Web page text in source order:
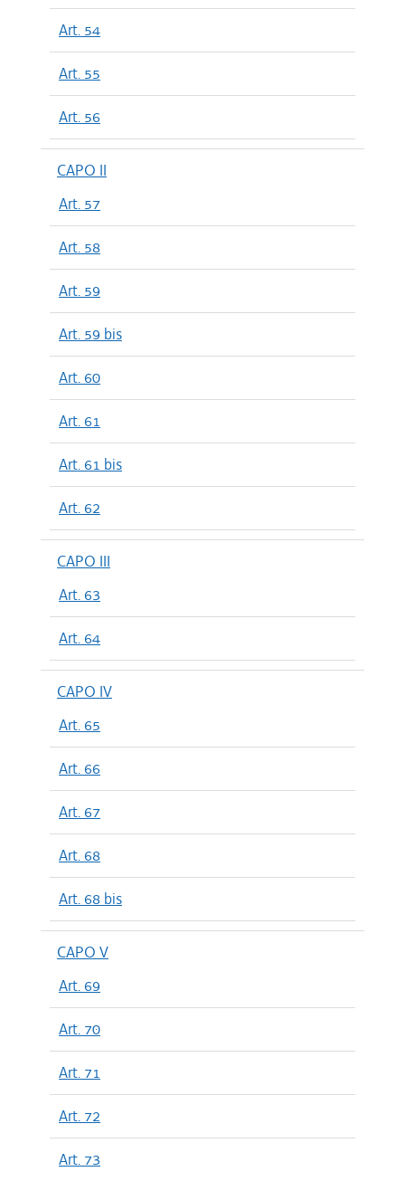
Art. 54
Art. 55
Art. 56
CAPO II
Art. 57
Art. 58
Art. 59
Art. 59 bis
Art. 60
Art. 61
Art. 61 bis
Art. 62
CAPO III
Art. 63
Art. 64
CAPO IV
Art. 65
Art. 66
Art. 67
Art. 68
Art. 68 bis
CAPO V
Art. 69
Art. 70
Art. 71
Art. 72
Art. 73